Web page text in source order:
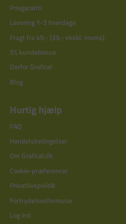
Prisgaranti
Levering 1-3 hverdage
Fragt fra 49,- (39,- ekskl. moms)
5% kundebonus
Derfor Grafical
Blog
Hurtig hjælp
FAQ
Handelsbetingelser
Om Grafical.dk
Cookie-præferencer
Privatlivspolitik
Fortrydelsesformular
Log ind